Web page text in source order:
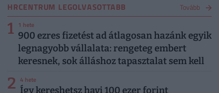
HRCENTRUM LEGOLVASOTTABB Tovább
1 1 hete
900 ezres fizetést ad átlagosan hazánk egyik
legnagyobb vállalata: rengeteg embert
keresnek, sok álláshoz tapasztalat sem kell
2 4 hete
Így kereshetsz havi 100 ezer forint